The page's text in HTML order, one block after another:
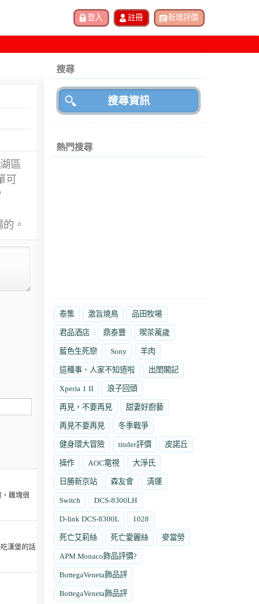
區
可
。
雞塊很
漢堡的話
搜尋
熱門搜尋
泰集 激旨燒鳥 品田牧場
君品酒店 鼎泰豐 喫茶萬歲
藍色生死戀 Sony 羊肉
這種事、人家不知道啦 出閨閣記
Xperia 1 II 浪子回頭
再見，不要再見 甜妻好廚藝
再見不要再見 冬季戰爭
健身環大冒險 tinder評價 皮諾丘
操作 AOC電視 大淨氏
日勝新京站 森友會 清運
Switch DCS-8300LH
D-link DCS-8300L 1028
死亡艾莉絲 死亡愛麗絲 麥當勞
APM Monaco飾品評價?
BottegaVeneta飾品評
BottegaVeneta飾品評